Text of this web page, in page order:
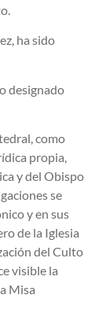
ha sido
designado
como
propia,
y del Obispo
se
y en sus
de la Iglesia
del Culto
visible la
Misa